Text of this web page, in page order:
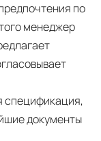
по
менеджер
спецификация,
документы